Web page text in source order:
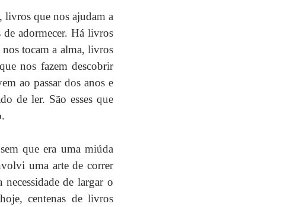
livros que nos ajudam a
adormecer. Há livros
tocam a alma, livros
nos fazem descobrir
ao passar dos anos e
de ler. São esses que
que era uma miúda
uma arte de correr
de largar o
centenas de livros